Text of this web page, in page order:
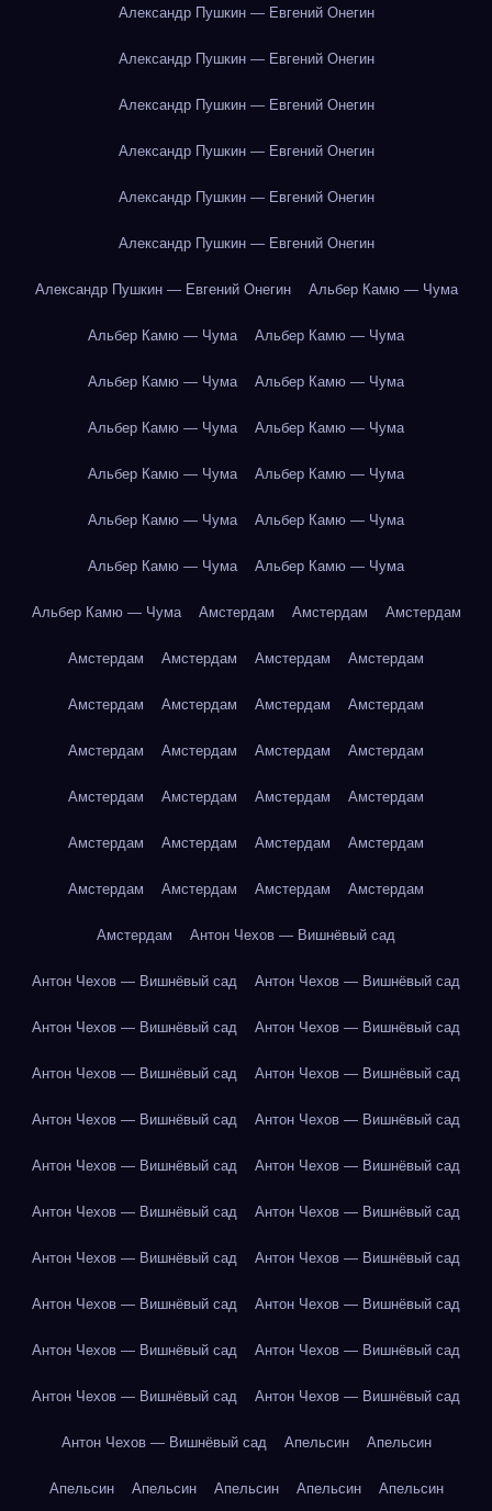
Александр Пушкин — Евгений Онегин
Александр Пушкин — Евгений Онегин
Александр Пушкин — Евгений Онегин
Александр Пушкин — Евгений Онегин
Александр Пушкин — Евгений Онегин
Александр Пушкин — Евгений Онегин
Александр Пушкин — Евгений Онегин Альбер Камю — Чума
Альбер Камю — Чума Альбер Камю — Чума
Альбер Камю — Чума Альбер Камю — Чума
Альбер Камю — Чума Альбер Камю — Чума
Альбер Камю — Чума Альбер Камю — Чума
Альбер Камю — Чума Альбер Камю — Чума
Альбер Камю — Чума Альбер Камю — Чума
Альбер Камю — Чума Амстердам Амстердам Амстердам
Амстердам Амстердам Амстердам Амстердам
Амстердам Амстердам Амстердам Амстердам
Амстердам Амстердам Амстердам Амстердам
Амстердам Амстердам Амстердам Амстердам
Амстердам Амстердам Амстердам Амстердам
Амстердам Амстердам Амстердам Амстердам
Амстердам Антон Чехов — Вишнёвый сад
Антон Чехов — Вишнёвый сад Антон Чехов — Вишнёвый сад
Антон Чехов — Вишнёвый сад Антон Чехов — Вишнёвый сад
Антон Чехов — Вишнёвый сад Антон Чехов — Вишнёвый сад
Антон Чехов — Вишнёвый сад Антон Чехов — Вишнёвый сад
Антон Чехов — Вишнёвый сад Антон Чехов — Вишнёвый сад
Антон Чехов — Вишнёвый сад Антон Чехов — Вишнёвый сад
Антон Чехов — Вишнёвый сад Антон Чехов — Вишнёвый сад
Антон Чехов — Вишнёвый сад Антон Чехов — Вишнёвый сад
Антон Чехов — Вишнёвый сад Антон Чехов — Вишнёвый сад
Антон Чехов — Вишнёвый сад Антон Чехов — Вишнёвый сад
Антон Чехов — Вишнёвый сад Апельсин Апельсин
Апельсин Апельсин Апельсин Апельсин Апельсин